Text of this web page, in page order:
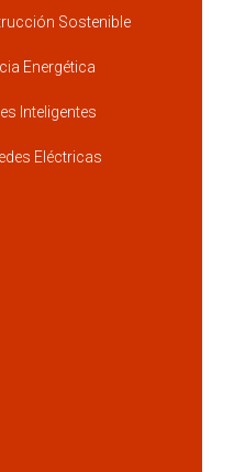
Sostenible
Energética
Inteligentes
Eléctricas